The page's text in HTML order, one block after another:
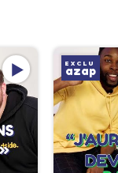
EXCLU
azap